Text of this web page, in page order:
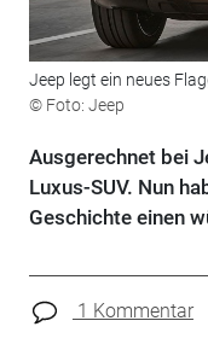
Jeep legt ein neues
© Foto: Jeep
Ausgerechnet bei
Luxus-SUV. Nun
Geschichte einen
1 Kommentar